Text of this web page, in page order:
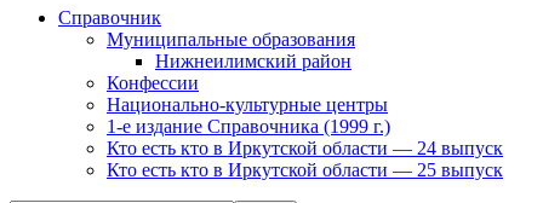
Справочник
Муниципальные образования
Нижнеилимский район
Конфессии
Национально-культурные центры
1-е издание Справочника (1999 г.)
Кто есть кто в Иркутской области — 24 выпуск
Кто есть кто в Иркутской области — 25 выпуск